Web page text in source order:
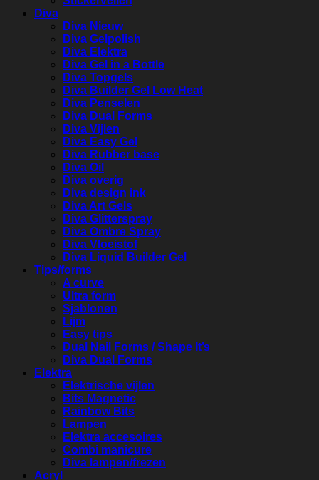
Diva
Diva Nieuw
Diva Gelpolish
Diva Elektra
Diva Gel in a Bottle
Diva Topgels
Diva Builder Gel Low Heat
Diva Penselen
Diva Dual Forms
Diva Vijlen
Diva Easy Gel
Diva Rubber base
Diva Oil
Diva overig
Diva design ink
Diva Art Gels
Diva Glitterspray
Diva Ombre Spray
Diva Vloeistof
Diva Liquid Builder Gel
Tips/forms
A curve
Ultra form
Sjablonen
Lijm
Easy tips
Dual Nail Forms / Shape It’s
Diva Dual Forms
Elektra
Elektrische vijlen
Bits Magnetic
Rainbow Bits
Lampen
Elektra accesoires
Combi manicure
Diva lampen/frezen
Acryl